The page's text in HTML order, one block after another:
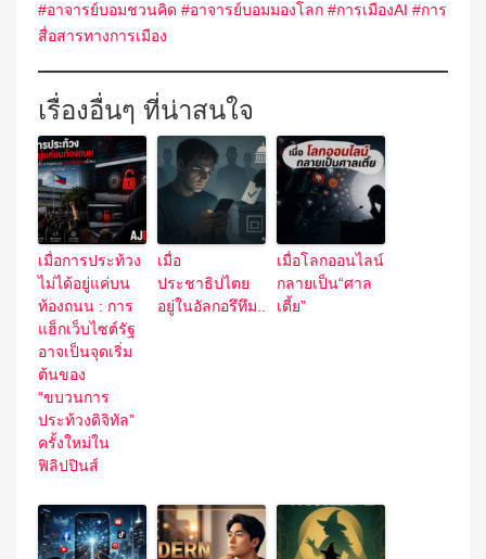
#อาจารย์บอมชวนคิด #อาจารย์บอมมองโลก #การเมืองAI #การ
สื่อสารทางการเมือง
เรื่องอื่นๆ ที่น่าสนใจ
เมื่อการประท้วง
ไม่ได้อยู่แค่บน
ท้องถนน : การ
แฮ็กเว็บไซต์รัฐ
อาจเป็นจุดเริ่ม
ต้นของ
“ขบวนการ
ประท้วงดิจิทัล”
ครั้งใหม่ใน
ฟิลิปปินส์
เมื่อ
ประชาธิปไตย
อยู่ในอัลกอรึทึม..
เมื่อโลกออนไลน์
กลายเป็น“ศาล
เตี้ย”